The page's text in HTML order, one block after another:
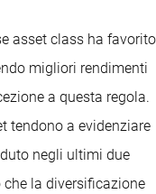
asset class ha favorito
migliori rendimenti
a questa regola.
tendono a evidenziare
negli ultimi due
la diversificazione